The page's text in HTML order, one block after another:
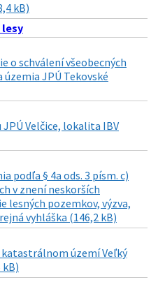
kB)
lesy
o schválení všeobecných
JPÚ Tekovské
Velčice, lokalita IBV
podľa § 4a ods. 3 písm. c)
v znení neskorších
lesných pozemkov, výzva,
vyhláška (146,2 kB)
území Veľký